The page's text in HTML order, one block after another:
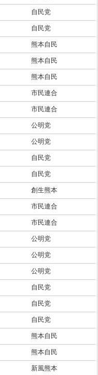
自民党
自民党
熊本自民
熊本自民
熊本自民
市民連合
市民連合
公明党
公明党
自民党
自民党
創生熊本
市民連合
市民連合
公明党
公明党
公明党
自民党
自民党
自民党
熊本自民
熊本自民
新風熊本